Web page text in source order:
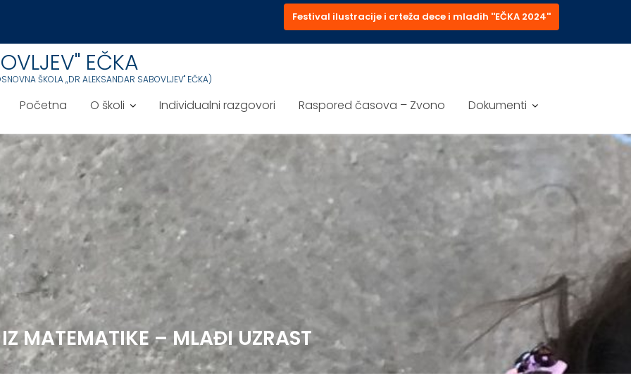
Festival ilustracije i crteža dece i mladih ''EČKA 2024''
EČKA
ŠKOLA ,,DR ALEKSANDAR SABOVLJEV'' EČKA)
Početna O školi Individualni razgovori Raspored časova – Zvono Dokumenti
MATEMATIKE – MLAĐI UZRAST